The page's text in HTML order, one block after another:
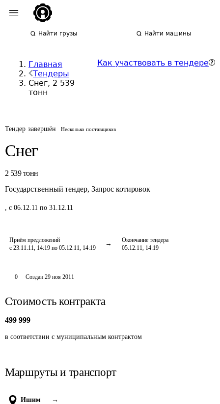
Найти грузы Найти машины
Главная
Тендеры
Снег, 2 539
тонн
Как участвовать в тендере
Тендер завершён Несколько поставщиков
Снег
2 539 тонн
Государственный тендер, Запрос котировок
, с 06.12.11 по 31.12.11
Приём предложений
с 23.11.11, 14:19 по 05.12.11, 14:19
Окончание тендера
05.12.11, 14:19
0 Создан 29 ноя 2011
Стоимость контракта
499 999
в соответствии с муниципальным контрактом
Маршруты и транспорт
Ишим →